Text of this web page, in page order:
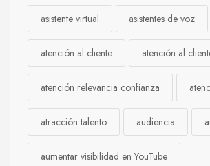
asistente virtual asistentes de voz
atención al cliente atención al
atención relevancia confianza
atracción talento audiencia
aumentar visibilidad en YouTube